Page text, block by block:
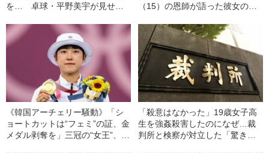
を… 卓球・平野美宇が見せた
（15）の恩師が語った彼女の過
一面も」「タメ口利くほどヤン
チャ」
《韓国アーチェリー騒動》「シ
ョートカットは“フェミ”の証、金
メダル剥奪を」三冠の“女王”、前
「殺意はなかった」19歳女子高
生を強姦殺害したのになぜ…裁
判所と検察が対立した「驚きの